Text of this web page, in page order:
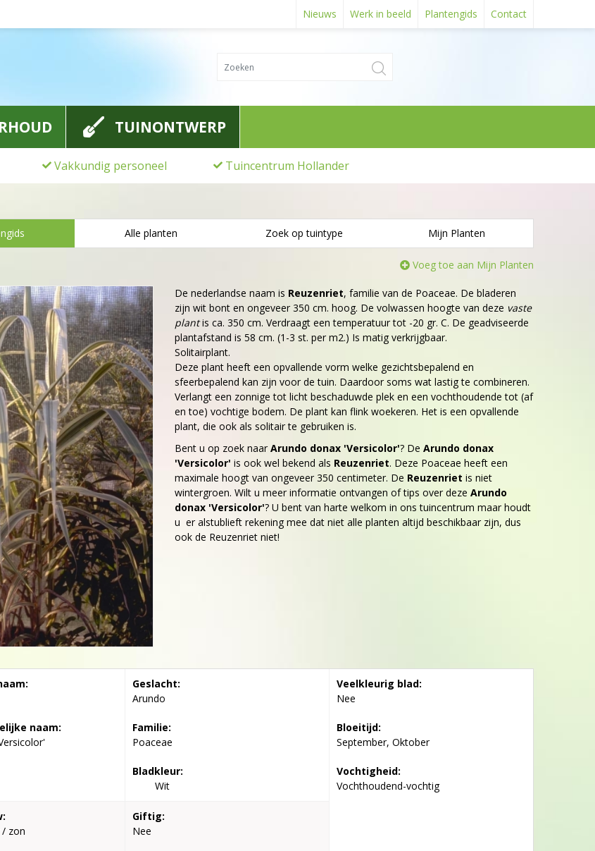
Nieuws Werk in beeld Plantengids Contact
TUINONTWERP
Vakkundig personeel Tuincentrum Hollander
Alle planten Zoek op tuintype Mijn Planten
Voeg toe aan Mijn Planten
De nederlandse naam is Reuzenriet, familie van de Poaceae. De bladeren
zijn wit bont en ongeveer 350 cm. hoog. De volwassen hoogte van deze vaste
plantis ca. 350 cm. Verdraagt een temperatuur tot -20 gr. C. De geadviseerde
plantafstand is 58 cm. (1-3 st. per m2.) Is matig verkrijgbaar.
Solitairplant.
Deze plant heeft een opvallende vorm welke gezichtsbepalend en
sfeerbepalend kan zijn voor de tuin. Daardoor soms wat lastig te combineren.
Verlangt een zonnige tot licht beschaduwde plek en een vochthoudende tot (af
en toe) vochtige bodem. De plant kan flink woekeren. Het is een opvallende
plant, die ook als solitair te gebruiken is.
Bent u op zoek naar Arundo donax 'Versicolor'? De Arundo donax
'Versicolor' is ook wel bekend als Reuzenriet. Deze Poaceae heeft een
maximale hoogt van ongeveer 350 centimeter. De Reuzenriet is niet
wintergroen. Wilt u meer informatie ontvangen of tips over deze Arundo
donax 'Versicolor'? U bent van harte welkom in ons tuincentrum maar houdt
u er alstublieft rekening mee dat niet alle planten altijd beschikbaar zijn, dus
ook de Reuzenriet niet!
naam:
Geslacht:
Arundo
Familie:
Poaceae
Bladkleur:
Wit
Veelkleurig blad:
Nee
Bloeitijd:
September, Oktober
Vochtigheid:
Vochthoudend-vochtig
/ zon
Giftig:
Nee